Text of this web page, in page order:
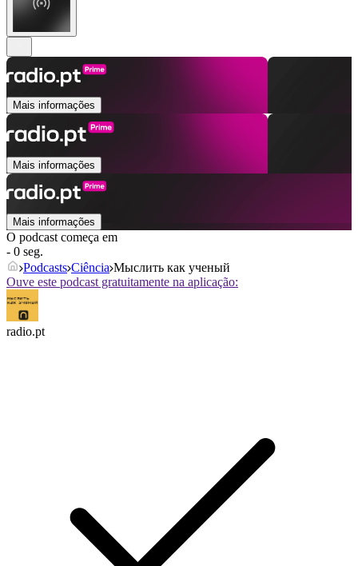
Mais informações
Mais informações
Mais informações
O podcast começa em
- 0 seg.
Podcasts Ciência Мыслить как ученый
Ouve este podcast gratuitamente na aplicação:
radio.pt